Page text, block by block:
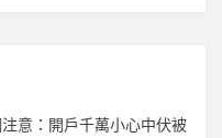
意：開戶千萬小心中伏被